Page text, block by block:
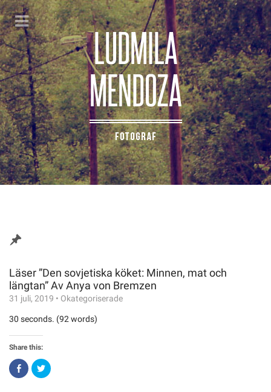
Läser ”Den sovjetiska köket: Minnen, mat och
längtan” Av Anya von Bremzen
31 juli, 2019 • Okategoriserade
30 seconds. (92 words)
Share this:
Click
to
share
Click
to